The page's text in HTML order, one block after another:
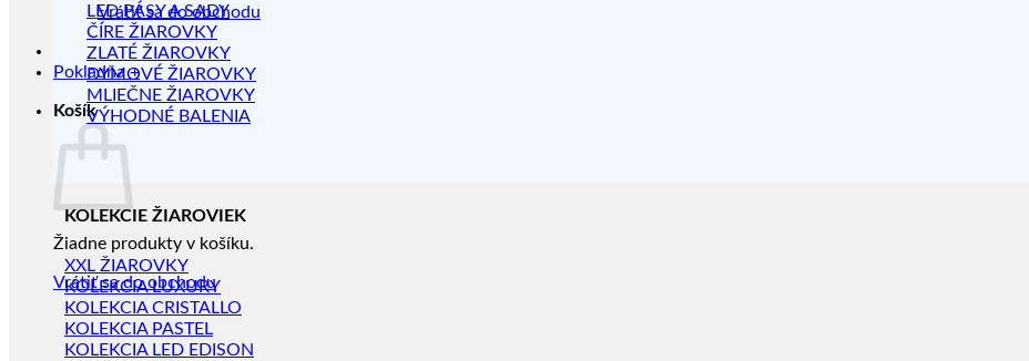
Vrátiť sa do obchodu
Pokladňa +
Košík
Žiadne produkty v košíku.
Vrátiť sa do obchodu
LED PÁSY A SADY
ČÍRE ŽIAROVKY
ZLATÉ ŽIAROVKY
DYMOVÉ ŽIAROVKY
MLIEČNE ŽIAROVKY
VÝHODNÉ BALENIA
KOLEKCIE ŽIAROVIEK
XXL ŽIAROVKY
KOLEKCIA LUXURY
KOLEKCIA CRISTALLO
KOLEKCIA PASTEL
KOLEKCIA LED EDISON